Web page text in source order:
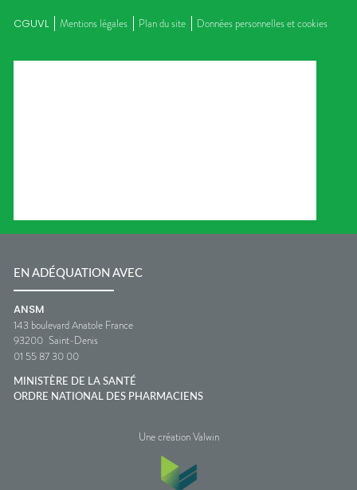
CGUVL Mentions légales Plan du site Données personnelles et cookies
EN ADÉQUATION AVEC
ANSM
143 boulevard Anatole France
93200 Saint-Denis
01 55 87 30 00
MINISTÈRE DE LA SANTÉ
ORDRE NATIONAL DES PHARMACIENS
Une création Valwin